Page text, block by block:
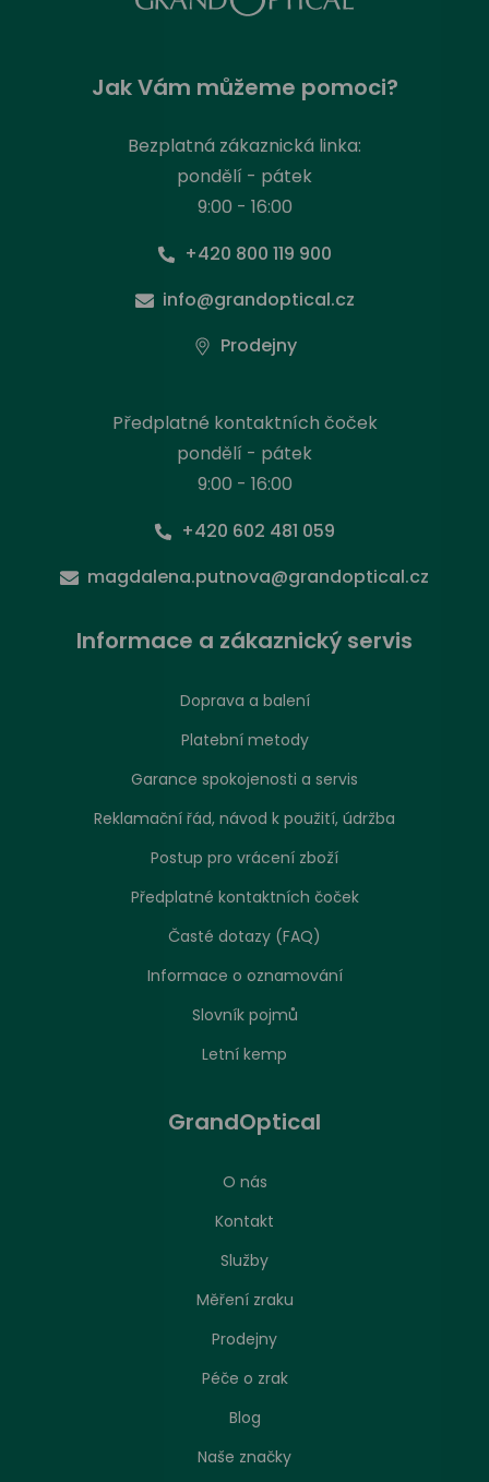
Jak Vám můžeme pomoci?
Bezplatná zákaznická linka:
pondělí - pátek
9:00 - 16:00
+420 800 119 900
info@grandoptical.cz
Prodejny
Předplatné kontaktních čoček
pondělí - pátek
9:00 - 16:00
+420 602 481 059
magdalena.putnova@grandoptical.cz
Informace a zákaznický servis
Doprava a balení
Platební metody
Garance spokojenosti a servis
Reklamační řád, návod k použití, údržba
Postup pro vrácení zboží
Předplatné kontaktních čoček
Časté dotazy (FAQ)
Informace o oznamování
Slovník pojmů
Letní kemp
GrandOptical
O nás
Kontakt
Služby
Měření zraku
Prodejny
Péče o zrak
Blog
Naše značky
Nastavení zpracování cookies
Stejně jako jakákoliv jiná webová stránka, může